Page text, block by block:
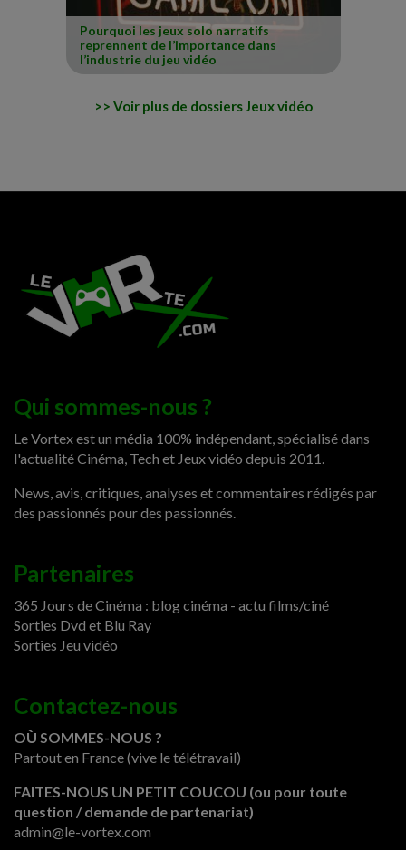
Pourquoi les jeux solo narratifs
reprennent de l’importance dans
l’industrie du jeu vidéo
Voir plus de dossiers Jeux vidéo
Qui sommes-nous ?
Le Vortex est un média 100% indépendant, spécialisé dans
l'actualité Cinéma, Tech et Jeux vidéo depuis 2011.
News, avis, critiques, analyses et commentaires rédigés par
des passionnés pour des passionnés.
Partenaires
365 Jours de Cinéma : blog cinéma - actu films/ciné
Sorties Dvd et Blu Ray
Sorties Jeu vidéo
Contactez-nous
OÙ SOMMES-NOUS ?
Partout en France (vive le télétravail)
FAITES-NOUS UN PETIT COUCOU (ou pour toute
question / demande de partenariat)
admin@le-vortex.com